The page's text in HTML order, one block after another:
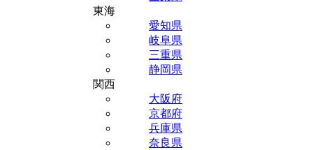
東海
愛知県
岐阜県
三重県
静岡県
関西
大阪府
京都府
兵庫県
奈良県